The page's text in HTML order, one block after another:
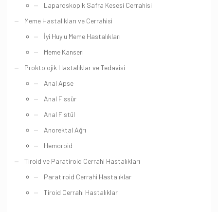
Laparoskopik Safra Kesesi Cerrahisi
Meme Hastalıkları ve Cerrahisi
İyi Huylu Meme Hastalıkları
Meme Kanseri
Proktolojik Hastalıklar ve Tedavisi
Anal Apse
Anal Fissür
Anal Fistül
Anorektal Ağrı
Hemoroid
Tiroid ve Paratiroid Cerrahi Hastalıkları
Paratiroid Cerrahi Hastalıklar
Tiroid Cerrahi Hastalıklar